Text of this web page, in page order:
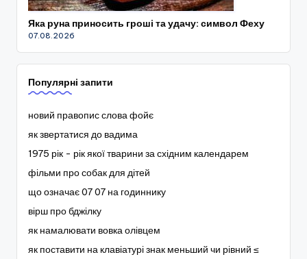
Яка руна приносить гроші та удачу: символ Феху
07.08.2026
Популярні запити
новий правопис слова фойє
як звертатися до вадима
1975 рік - рік якої тварини за східним календарем
фільми про собак для дітей
що означає 07 07 на годиннику
вірш про бджілку
як намалювати вовка олівцем
як поставити на клавіатурі знак меньший чи рівний ≤